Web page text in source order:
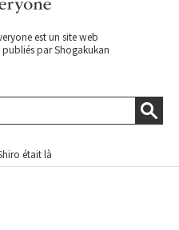
est un site web
par Shogakukan
était là